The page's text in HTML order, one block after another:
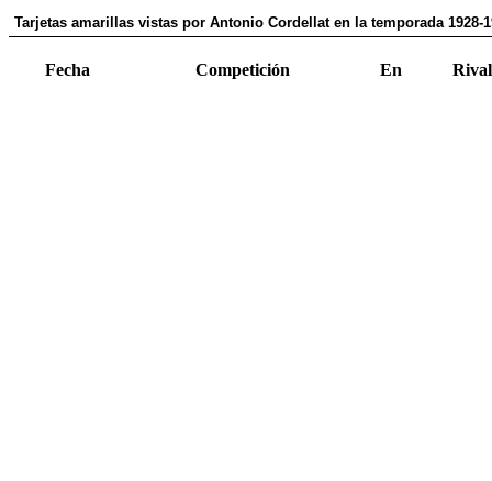
Tarjetas amarillas vistas por Antonio Cordellat en la temporada 1928-
Fecha Competición En Rival